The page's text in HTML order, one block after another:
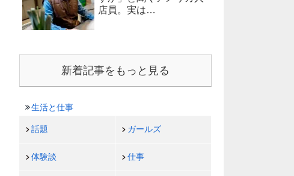
店員。実は…
新着記事をもっと見る
生活と仕事
話題 ガールズ
体験談 仕事